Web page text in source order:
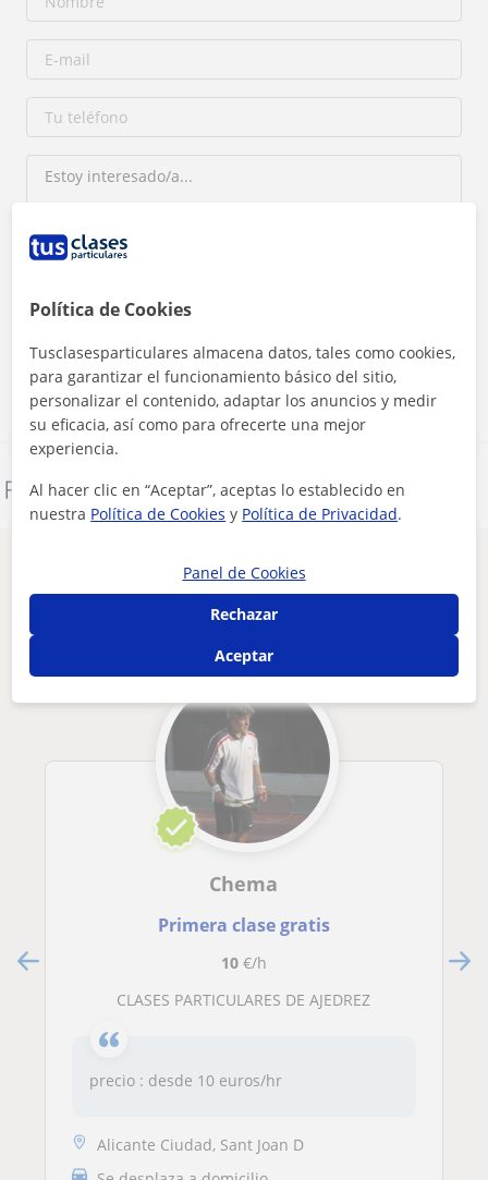
Contactar ahora
Denunciar este perfil
Otros profesores de Ajedrez en Dénia que
pueden interesarte
Chema
Primera clase gratis
10€/h
CLASES PARTICULARES DE AJEDREZ
precio : desde 10 euros/hr
Alicante Ciudad, Sant Joan D
Política de Cookies
Tusclasesparticulares almacena datos, tales como cookies,
para garantizar el funcionamiento básico del sitio,
personalizar el contenido, adaptar los anuncios y medir
su eficacia, así como para ofrecerte una mejor
experiencia.
Al hacer clic en “Aceptar”, aceptas lo establecido en
nuestra Política de Cookies y Política de Privacidad.
Panel de Cookies
Rechazar
Aceptar